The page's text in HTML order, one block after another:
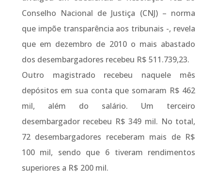
Conselho Nacional de Justiça (CNJ) – norma
que impõe transparência aos tribunais -, revela
que em dezembro de 2010 o mais abastado
dos desembargadores recebeu R$ 511.739,23.
Outro magistrado recebeu naquele mês
depósitos em sua conta que somaram R$ 462
mil, além do salário. Um terceiro
desembargador recebeu R$ 349 mil. No total,
72 desembargadores receberam mais de R$
100 mil, sendo que 6 tiveram rendimentos
superiores a R$ 200 mil.